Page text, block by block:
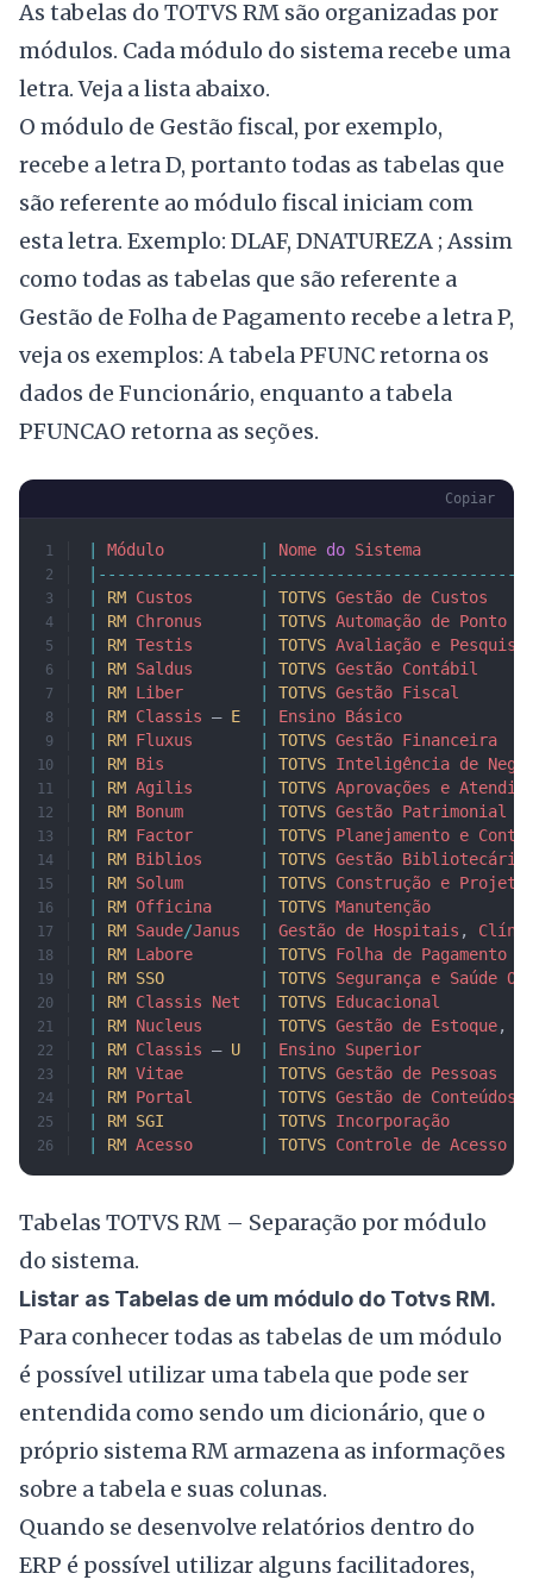
As tabelas do TOTVS RM são organizadas por
módulos. Cada módulo do sistema recebe uma
letra. Veja a lista abaixo.
O módulo de Gestão fiscal, por exemplo,
recebe a letra D, portanto todas as tabelas que
são referente ao módulo fiscal iniciam com
esta letra. Exemplo: DLAF, DNATUREZA ; Assim
como todas as tabelas que são referente a
Gestão de Folha de Pagamento recebe a letra P,
veja os exemplos: A tabela PFUNC retorna os
dados de Funcionário, enquanto a tabela
PFUNCAO retorna as seções.
Copiar
Módulo Nome do Sistema
|-----------------
RM Custos TOTVS Gestão de Custos
RM Chronus TOTVS Automação de Ponto
RM Testis TOTVS Avaliação e Pesquisa
RM Saldus TOTVS Gestão Contábil
RM Liber TOTVS Gestão Fiscal
RM Classis – E Ensino Básico
RM Fluxus TOTVS Gestão Financeira
RM Bis TOTVS Inteligência de
RM Agilis TOTVS Aprovações e
RM Bonum TOTVS Gestão Patrimonial
RM Factor TOTVS Planejamento e
RM Biblios TOTVS Gestão Bibliotecária
RM Solum TOTVS Construção e
RM Officina TOTVS Manutenção
RM Saude/Janus Gestão de Hospitais ,
RM Labore TOTVS Folha de Pagamento
RM SSO TOTVS Segurança e Saúde
RM Classis Net TOTVS Educacional
RM Nucleus TOTVS Gestão de Estoque,
RM Classis – U Ensino Superior
RM Vitae TOTVS Gestão de Pessoas
RM Portal TOTVS Gestão de Conteúdos
RM SGI TOTVS Incorporação
RM Acesso TOTVS Controle de Acesso
Tabelas TOTVS RM – Separação por módulo
do sistema.
Listar as Tabelas de um módulo do Totvs RM.
Para conhecer todas as tabelas de um módulo
é possível utilizar uma tabela que pode ser
entendida como sendo um dicionário, que o
próprio sistema RM armazena as informações
sobre a tabela e suas colunas.
Quando se desenvolve relatórios dentro do
ERP é possível utilizar alguns facilitadores,